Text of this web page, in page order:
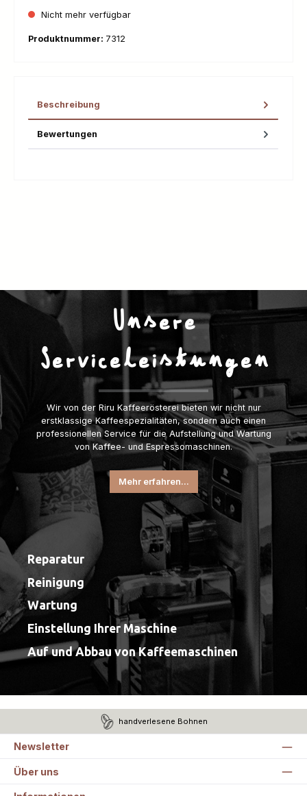
Nicht mehr verfügbar
Produktnummer: 7312
Beschreibung
Bewertungen
Unsere
Serviceleistungen
Wir von der Riru Kaffeerösterei bieten wir nicht nur
erstklassige Kaffeespezialitäten, sondern auch einen
professionellen Service für die Aufstellung und Wartung
von Kaffee- und Espressomaschinen.
Mehr erfahren...
Reparatur
Reinigung
Wartung
Einstellung Ihrer Maschine
Auf und Abbau von Kaffeemaschinen
handverlesene Bohnen
Newsletter
Über uns